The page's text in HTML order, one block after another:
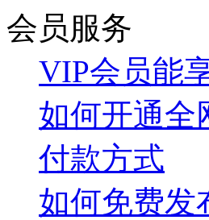
会员服务
VIP会员能
如何开通全
付款方式
如何免费发